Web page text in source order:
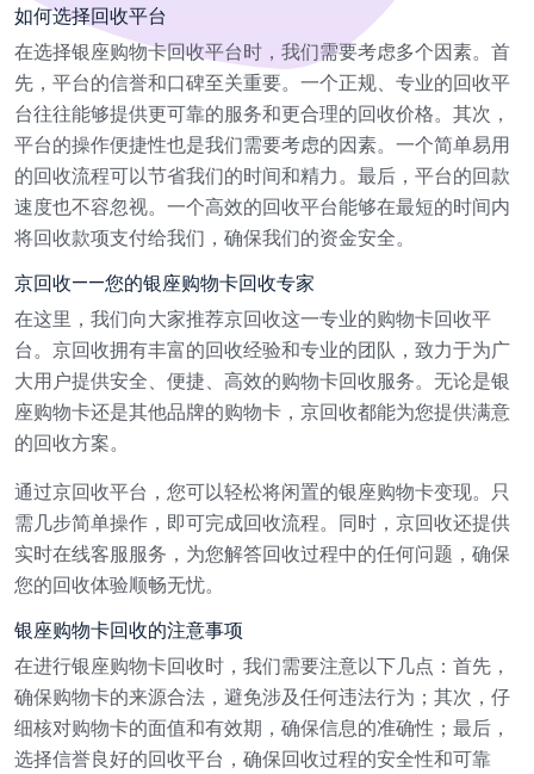
如何选择回收平台
在选择银座购物卡回收平台时，我们需要考虑多个因素。首
先，平台的信誉和口碑至关重要。一个正规、专业的回收平
台往往能够提供更可靠的服务和更合理的回收价格。其次，
平台的操作便捷性也是我们需要考虑的因素。一个简单易用
的回收流程可以节省我们的时间和精力。最后，平台的回款
速度也不容忽视。一个高效的回收平台能够在最短的时间内
将回收款项支付给我们，确保我们的资金安全。
京回收——您的银座购物卡回收专家
在这里，我们向大家推荐京回收这一专业的购物卡回收平
台。京回收拥有丰富的回收经验和专业的团队，致力于为广
大用户提供安全、便捷、高效的购物卡回收服务。无论是银
座购物卡还是其他品牌的购物卡，京回收都能为您提供满意
的回收方案。
通过京回收平台，您可以轻松将闲置的银座购物卡变现。只
需几步简单操作，即可完成回收流程。同时，京回收还提供
实时在线客服服务，为您解答回收过程中的任何问题，确保
您的回收体验顺畅无忧。
银座购物卡回收的注意事项
在进行银座购物卡回收时，我们需要注意以下几点：首先，
确保购物卡的来源合法，避免涉及任何违法行为；其次，仔
细核对购物卡的面值和有效期，确保信息的准确性；最后，
选择信誉良好的回收平台，确保回收过程的安全性和可靠